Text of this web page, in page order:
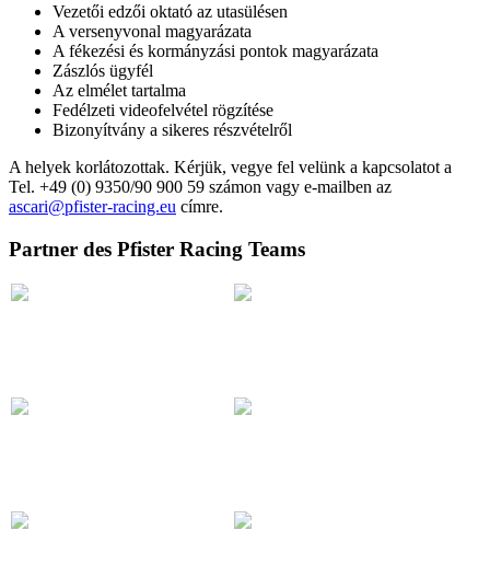
Vezetői edzői oktató az utasülésen
A versenyvonal magyarázata
A fékezési és kormányzási pontok magyarázata
Zászlós ügyfél
Az elmélet tartalma
Fedélzeti videofelvétel rögzítése
Bizonyítvány a sikeres részvételről
A helyek korlátozottak. Kérjük, vegye fel velünk a kapcsolatot a
Tel. +49 (0) 9350/90 900 59 számon vagy e-mailben az
ascari@pfister-racing.eu címre.
Partner des Pfister Racing Teams